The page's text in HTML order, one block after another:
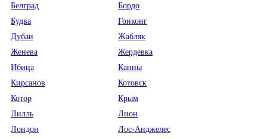
Белград
Бордо
Будва
Гонконг
Дубаи
Жабляк
Женева
Жердевка
Ибица
Канны
Кирсанов
Котовск
Котор
Крым
Лилль
Лион
Лондон
Лос-Анджелес